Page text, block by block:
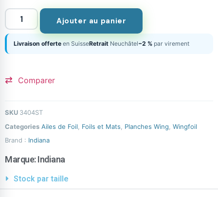
Ajouter au panier
Livraison offerte en SuisseRetrait Neuchâtel−2 % par virement
Comparer
SKU 3404ST
Categories Ailes de Foil Foils et Mats Planches Wing Wingfoil
Brand : Indiana
Marque:Indiana
Stock par taille